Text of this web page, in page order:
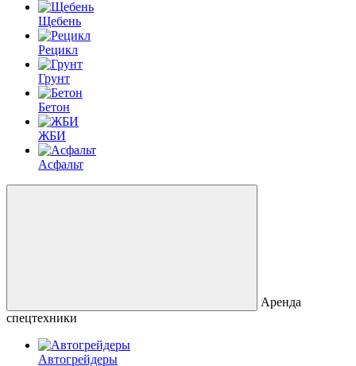
Щебень
Рецикл
Грунт
Бетон
ЖБИ
Асфальт
Аренда
спецтехники
Автогрейдеры